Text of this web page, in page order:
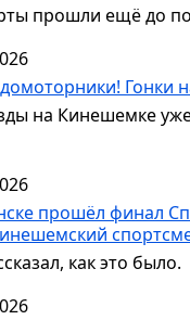
прошли ещё до
Гонки
на Кинешемке
прошёл финал
как это было.